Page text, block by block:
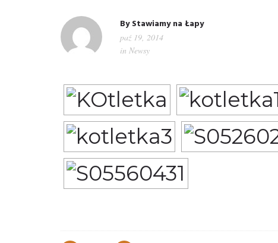
ByStawiamy na Łapy
paź 19, 2014
in Newsy